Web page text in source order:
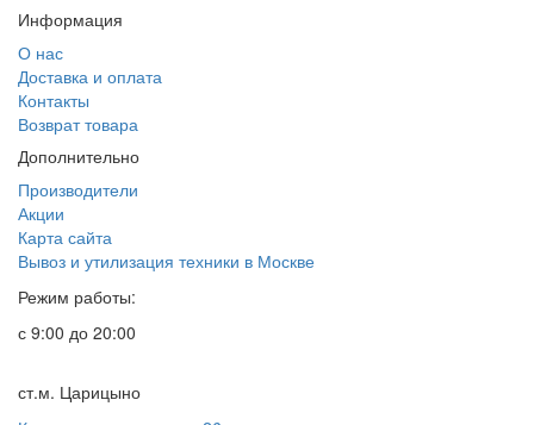
Информация
О нас
Доставка и оплата
Контакты
Возврат товара
Дополнительно
Производители
Акции
Карта сайта
Вывоз и утилизация техники в Москве
Режим работы:
с 9:00 до 20:00
ст.м. Царицыно